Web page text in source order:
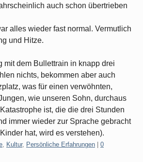
auch schon übertrieben
alles wieder fast normal. Vermutlich
und Hitze.
mit dem Bullettrain in knapp drei
nichts, bekommen aber auch
was für einen verwöhnten,
wie unseren Sohn, durchaus
ist, die die drei Stunden
immer wieder zur Sprache gebracht
hat, wird es verstehen).
Kultur, Persönliche Erfahrungen
0